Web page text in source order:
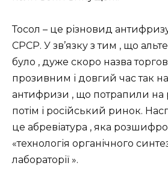
Тосол – це різновид
СРСР. У зв’язку з тим , що
було , дуже скоро назва
прозивним і довгий час так
антифризи , що потрапили на
потім і російський ринок.
це абревіатура , яка
«технологія органічного
лабораторії ».